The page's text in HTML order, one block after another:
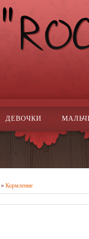
ДЕВОЧКИ
» Кормление